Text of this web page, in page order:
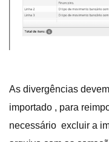
As divergências
importado , para
necessário excluir a